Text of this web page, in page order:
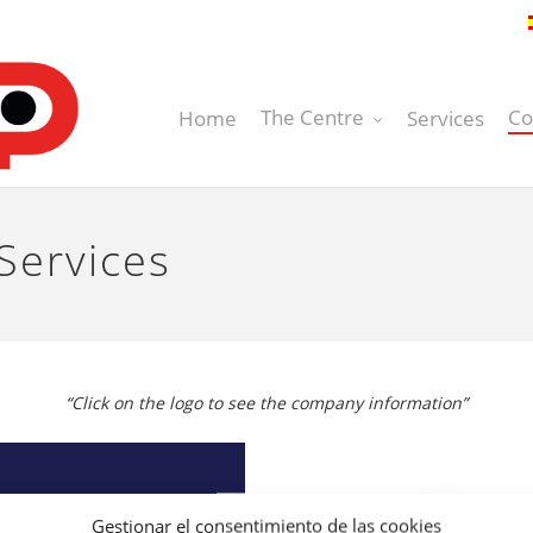
Gestionar el consentimiento de las cookies
Home The Centre Services
“Click on the logo to see the company information”